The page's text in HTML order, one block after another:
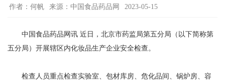
作者：何帆 来源：中国食品药品网 2023-05-15
中国食品药品网讯 近日，北京市药监局第五分局（以下简称第
五分局）开展辖区内化妆品生产企业安全检查。
检查人员重点检查实验室、包材库房、危化品间、锅炉房、容